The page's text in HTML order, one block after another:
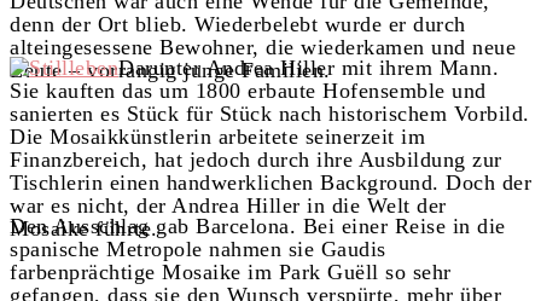
denn der Ort blieb. Wiederbelebt wurde er durch
alteingesessene Bewohner, die wiederkamen und neue
Leute – vorrangig junge Familien.
Darunter Andrea Hiller mit ihrem Mann.
Sie kauften das um 1800 erbaute Hofensemble und
sanierten es Stück für Stück nach historischem Vorbild.
Die Mosaikkünstlerin arbeitete seinerzeit im
Finanzbereich, hat jedoch durch ihre Ausbildung zur
Tischlerin einen handwerklichen Background. Doch der
war es nicht, der Andrea Hiller in die Welt der
Mosaike führte.
Den Ausschlag gab Barcelona. Bei einer Reise in die
spanische Metropole nahmen sie Gaudis
farbenprächtige Mosaike im Park Guëll so sehr
gefangen, dass sie den Wunsch verspürte, mehr über